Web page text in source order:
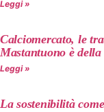
Leggi »
Calciomercato, le
Mastantuono è
Leggi »
La sostenibilità